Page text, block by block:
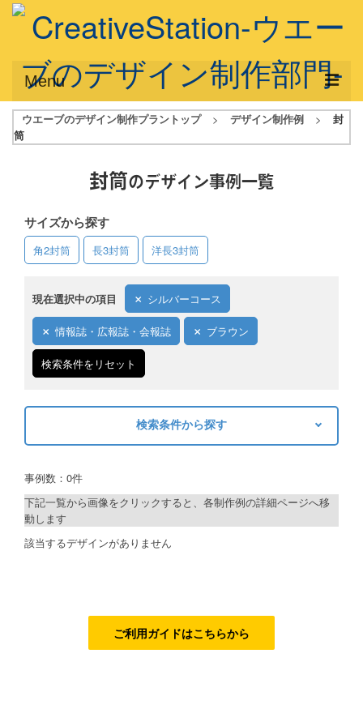
Menu
サービス概要
デザインアシスト
フルデザイン
データ修正
写真からイラスト作成
デザイン制作例
ご利用料金
ご利用の流れ
FAQ（よくあるご質問）
ウエーブのデザイン制作プラントップ > デザイン制作例 >
封
筒
封筒のデザイン事例一覧
サイズから探す
角2封筒 長3封筒 洋長3封筒
現在選択中の項目 シルバーコース
情報誌・広報誌・会報誌 ブラウン
検索条件をリセット
検索条件から探す
制作プランで探す
シルバーコース
事例数：0件
下記一覧から画像をクリックすると、各制作例の詳細ページへ移
動します
該当するデザインがありません
ご利用ガイドはこちらから